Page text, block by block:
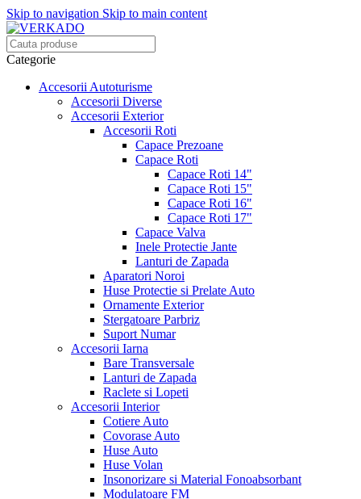
Skip to navigation Skip to main content
Categorie
Accesorii Autoturisme
Accesorii Diverse
Accesorii Exterior
Accesorii Roti
Capace Prezoane
Capace Roti
Capace Roti 14"
Capace Roti 15"
Capace Roti 16"
Capace Roti 17"
Capace Valva
Inele Protectie Jante
Lanturi de Zapada
Aparatori Noroi
Huse Protectie si Prelate Auto
Ornamente Exterior
Stergatoare Parbriz
Suport Numar
Accesorii Iarna
Bare Transversale
Lanturi de Zapada
Raclete si Lopeti
Accesorii Interior
Cotiere Auto
Covorase Auto
Huse Auto
Huse Volan
Insonorizare si Material Fonoabsorbant
Modulatoare FM